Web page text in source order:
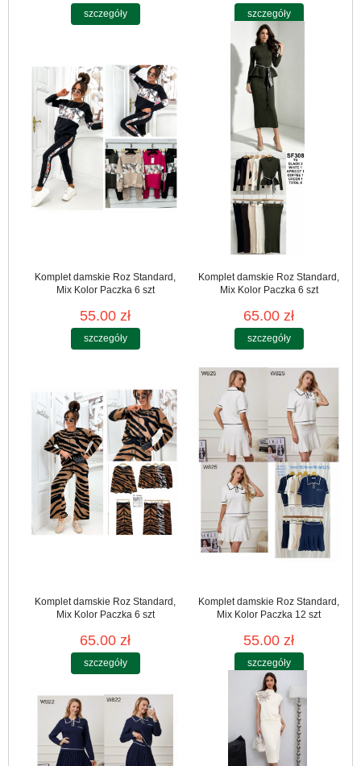
szczegóły szczegóły
Komplet damskie Roz Standard,
Mix Kolor Paczka 6 szt
55.00 zł
szczegóły
Komplet damskie Roz Standard,
Mix Kolor Paczka 6 szt
65.00 zł
szczegóły
Komplet damskie Roz Standard,
Mix Kolor Paczka 6 szt
65.00 zł
szczegóły
Komplet damskie Roz Standard,
Mix Kolor Paczka 12 szt
55.00 zł
szczegóły